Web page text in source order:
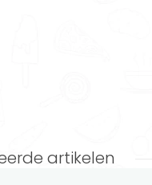
artikelen